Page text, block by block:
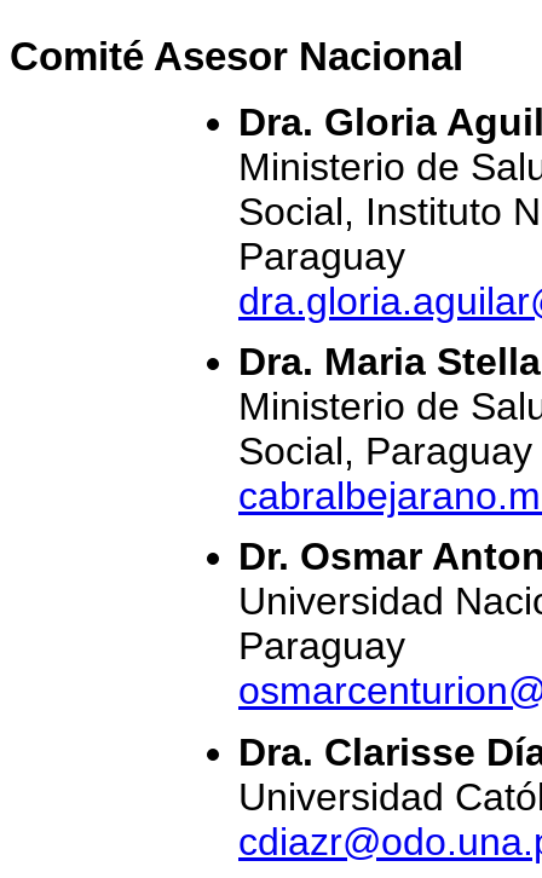
Comité Asesor Nacional
Dra. Gloria
Ministerio de
Social, Instituto
Paraguay
Dra. Maria
Ministerio de
Social, Paraguay
Dr. Osmar
Universidad
Paraguay
Dra. Clarisse
Universidad